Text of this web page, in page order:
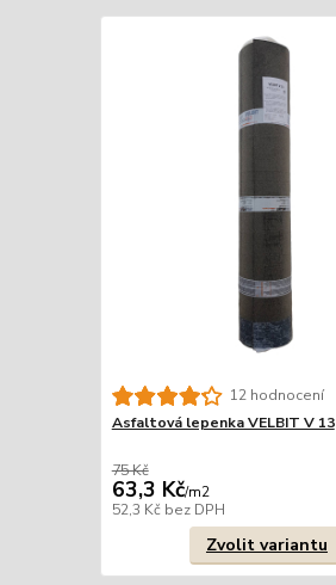
12 hodnocení
Asfaltová lepenka VELBIT V 13
75 Kč
63,3 Kč/m2
52,3 Kč bez DPH
Zvolit variantu